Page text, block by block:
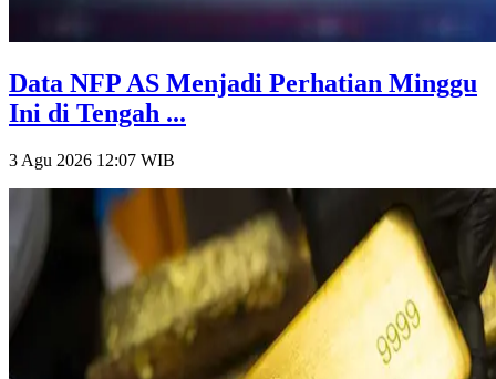
Data NFP AS Menjadi Perhatian Minggu
Ini di Tengah ...
3 Agu 2026 12:07 WIB